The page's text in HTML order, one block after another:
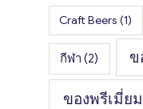
Craft Beers (1)
กีฬา (2) ข
ของพรีเมี่ยม